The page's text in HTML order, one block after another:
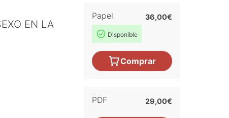
EN LA
Papel
Disponible
36,00€
Comprar
PDF 29,00€